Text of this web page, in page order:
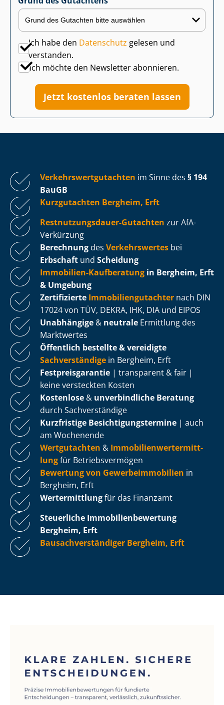
Ich habe den Datenschutz gelesen und
verstanden.
Ich möchte den Newsletter abonnieren.
Jetzt kostenlos beraten lassen
Ver­kehrs­wert­gut­ach­ten im Sinne des § 194
BauGB
Kurzgutachten Bergheim, Erft
Rest­nut­zungs­dau­er-Gutachten zur AfA-
Verkürzung
Berechnung des Verkehrswertes bei
Erbschaft und Scheidung
Immobilien-Kaufberatung in Bergheim, Erft
& Umgebung
Zertifizierte Im­mo­bi­li­en­gut­ach­ter nach DIN
17024 von TÜV, DEKRA, IHK, DIA und EIPOS
Unabhängige & neutrale Ermittlung des
Marktwertes
Öffentlich bestellte & vereidigte
Sachverständige in Bergheim, Erft
Fest­preis­ga­ran­tie | transparent & fair |
keine versteckten Kosten
Kostenlose & unverbindliche Beratung
durch Sachverständige
Kurzfristige Be­sich­ti­gungs­ter­mi­ne | auch
am Wochenende
Wertgutachten & Im­mo­bi­li­en­wert­ermitt­
lungfür Be­triebs­ver­mö­gen
Bewertung von Ge­wer­be­im­mo­bi­li­en in
Bergheim, Erft
Wertermittlungfür das Finanzamt
Steuerliche Im­mo­bi­li­en­be­wer­tung
Bergheim, Erft
Bau­sach­ver­stän­di­ger Bergheim, Erft